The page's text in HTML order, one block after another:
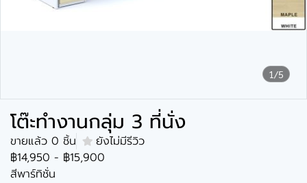
1/5
โต๊ะทำงานกลุ่ม 3 ที่นั่ง
ขายแล้ว 0 ชิ้น
ยังไม่มีรีวิว
฿14,950 - ฿15,900
สีพาร์ทิชั่น